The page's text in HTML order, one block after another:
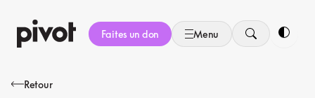
au
contenu
Faites un don Menu
Retour